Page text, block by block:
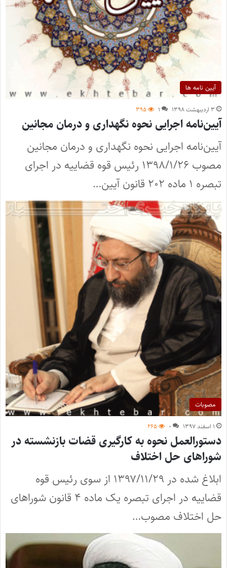
آیین نامه ها
۳ اردیبهشت ۱۳۹۸ ۱ ۳۹۵
آیین‌نامه اجرایی نحوه نگهداری و درمان مجانین
آیین‌نامه اجرایی نحوه نگهداری و درمان مجانین
مصوب ۱۳۹۸/۱/۲۶ رئیس قوه قضاییه در اجرای
تبصره ۱ ماده ۲۰۲ قانون آیین…
مصوبات
۱ اسفند ۱۳۹۷ ۰ ۲۶۵
دستورالعمل نحوه به کارگیری قضات بازنشسته در
شوراهای حل اختلاف
ابلاغ شده در ۱۳۹۷/۱۱/۲۹ از سوی رئیس قوه
قضاییه در اجرای تبصره یک ماده ۴ قانون شوراهای
حل اختلاف مصوب…